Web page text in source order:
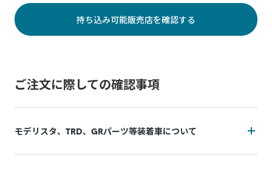
持ち込み可能販売店を確認する
ご注文に際しての確認事項
モデリスタ、TRD、GRパーツ等装着車について